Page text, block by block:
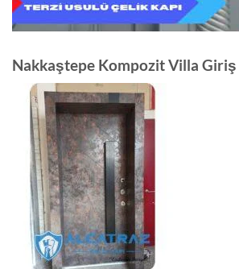
Nakkaştepe Kompozit Villa Giriş